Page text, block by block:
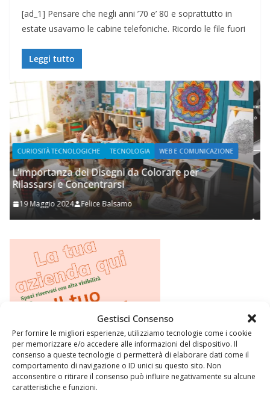
Gestisci Consenso
Per fornire le migliori esperienze, utilizziamo tecnologie come i cookie
per memorizzare e/o accedere alle informazioni del dispositivo. Il
consenso a queste tecnologie ci permetterà di elaborare dati come il
comportamento di navigazione o ID unici su questo sito. Non
acconsentire o ritirare il consenso può influire negativamente su alcune
caratteristiche e funzioni.
[ad_1] Pensare che negli anni ’70 e’ 80 e soprattutto in
estate usavamo le cabine telefoniche. Ricordo le file fuori
Leggi tutto
WEB E COMUNICAZIONE
Prupix Studio Grafico
2 Novembre 2023 Felice Balsamo